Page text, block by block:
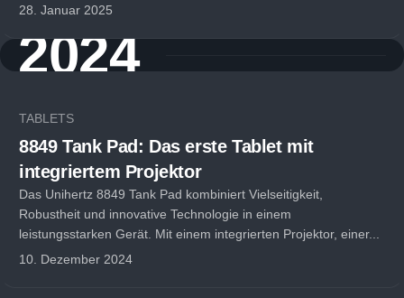
28. Januar 2025
2024
TABLETS
8849 Tank Pad: Das erste Tablet mit
integriertem Projektor
Das Unihertz 8849 Tank Pad kombiniert Vielseitigkeit,
Robustheit und innovative Technologie in einem
leistungsstarken Gerät. Mit einem integrierten Projektor, einer...
10. Dezember 2024